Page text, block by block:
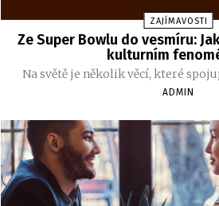
ZAJÍMAVOSTI
Ze Super Bowlu do vesmíru:
kulturním
Na světě je několik věcí, které
ADMIN